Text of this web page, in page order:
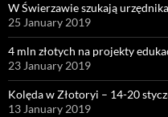
W Świerzawie szukają
25 January 2019
4 mln złotych na projekty
23 January 2019
Kolęda w Złotoryi – 14-20
13 January 2019